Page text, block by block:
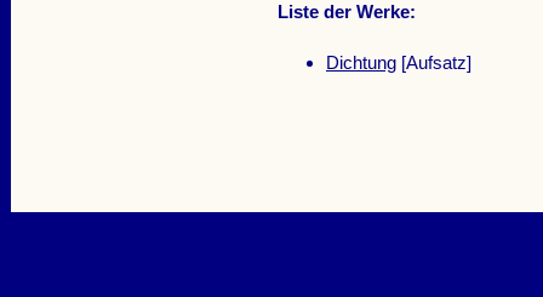
Liste der Werke:
Dichtung[Aufsatz]